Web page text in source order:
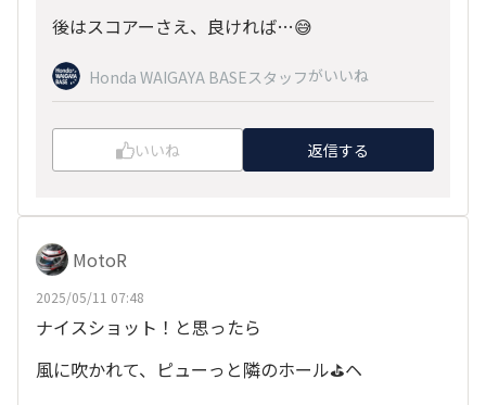
後はスコアーさえ、良ければ…😅
Honda WAIGAYA BASEスタッフがいいね
いいね 返信する
MotoR
2025/05/11 07:48
ナイスショット！と思ったら
風に吹かれて、ピューっと隣のホール⛳ヘ